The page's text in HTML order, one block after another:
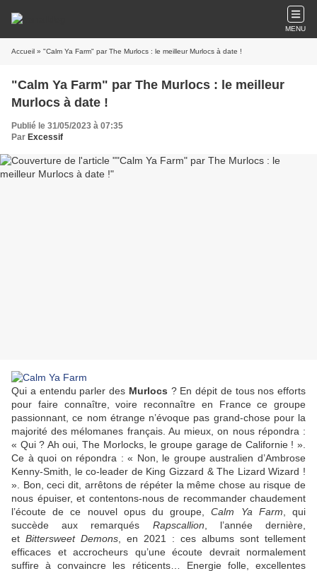
MENU
Accueil » "Calm Ya Farm" par The Murlocs : le meilleur Murlocs à date !
"Calm Ya Farm" par The Murlocs : le meilleur
Murlocs à date !
Publié le 31/05/2023 à 07:35
Par Excessif
Qui a entendu parler des Murlocs ? En dépit de tous nos efforts
pour faire connaître, voire reconnaître en France ce groupe
passionnant, ce nom étrange n’évoque pas grand-chose pour la
majorité des mélomanes français. Au mieux, on nous répondra :
« Qui ? Ah oui,The Morlocks, le groupe garage de Californie ! ».
Ce à quoi on répondra : « Non, le groupe australien d’Ambrose
Kenny-Smith , le co-leader de King Gizzard & The Lizard Wizard !
». Bon, ceci dit, arrêtons de répéter la même chose au risque de
nous épuiser, et contentons-nous de recommander chaudement
l’écoute de ce nouvel opus du groupe,Calm Ya Farm , qui
succède aux remarqués Rapscallion , l’année dernière,
et Bittersweet Demons , en 2021 : ces albums sont tellement
efficaces et accrocheurs qu’une écoute devrait normalement
suffire à convaincre les réticents… Energie folle, excellentes